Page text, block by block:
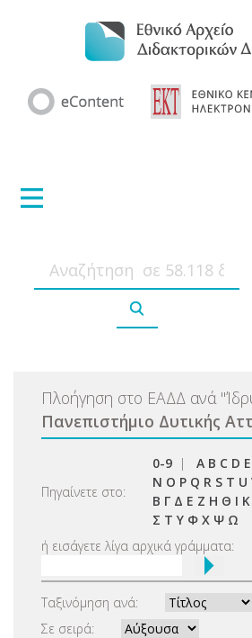
Πλοήγηση στο ΕΑΔΔ ανά "
Πανεπιστήμιο Δυτικής
Πηγαίνετε στο:
0-9 | A B C D E
N O P Q R S T U
Β Γ Δ Ε Ζ Η Θ Ι Κ
Σ Τ Υ Φ Χ Ψ Ω
ή εισάγετε λίγα αρχικά γράμματα:
Ταξινόμηση ανά:
Σε σειρά: